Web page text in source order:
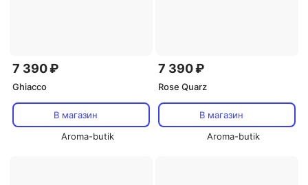
7 390 ₽
Ghiacco
В магазин
Aroma-butik
7 390 ₽
Rose Quarz
В магазин
Aroma-butik